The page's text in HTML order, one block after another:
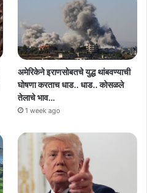
अमेरिकेने इराणसोबतचे युद्ध थांबवण्याची
घोषणा करताच धाड.. धाड.. कोसळले
तेलाचे भाव…
1 week ago